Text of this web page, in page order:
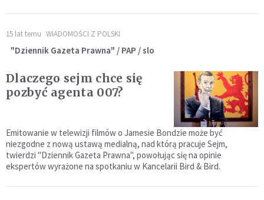
15 lat temu WIADOMOŚCI Z POLSKI
"Dziennik Gazeta Prawna" / PAP / slo
Dlaczego sejm chce się
pozbyć agenta 007?
Emitowanie w telewizji filmów o Jamesie Bondzie może być
niezgodne z nową ustawą medialną, nad którą pracuje Sejm,
twierdzi "Dziennik Gazeta Prawna", powołując się na opinie
ekspertów wyrażone na spotkaniu w Kancelarii Bird & Bird.